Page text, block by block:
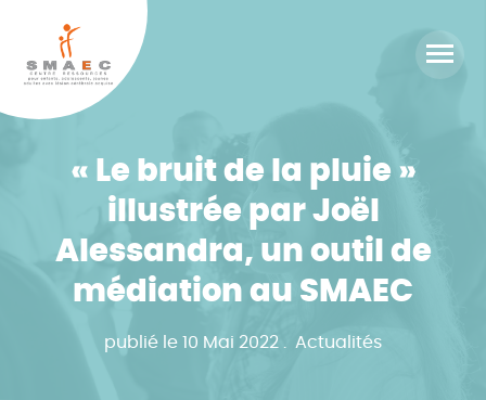
« Le bruit de la pluie »
illustrée par Joël
Alessandra, un outil de
médiation au SMAEC
publié le 10 Mai 2022 Actualités
Cookies management panel